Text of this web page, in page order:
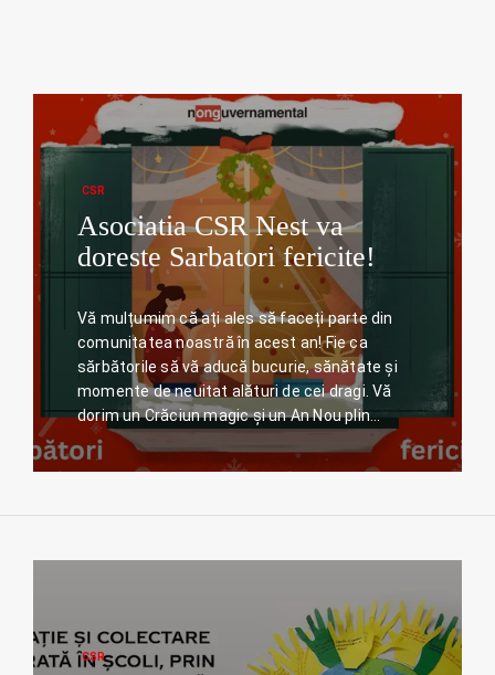
CSR
Asociatia CSR Nest va
doreste Sarbatori fericite!
Vă mulțumim că ați ales să faceți parte din
comunitatea noastră în acest an! Fie ca
sărbătorile să vă aducă bucurie, sănătate și
momente de neuitat alături de cei dragi. Vă
dorim un Crăciun magic și un An Nou plin…
CSR